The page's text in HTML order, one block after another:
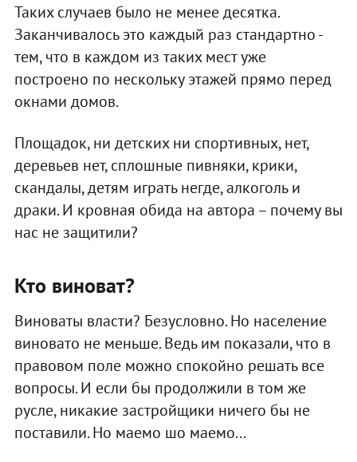
Таких случаев было не менее десятка.
Заканчивалось это каждый раз стандартно -
тем, что в каждом из таких мест уже
построено по нескольку этажей прямо перед
окнами домов.
Площадок, ни детских ни спортивных, нет,
деревьев нет, сплошные пивняки, крики,
скандалы, детям играть негде, алкоголь и
драки. И кровная обида на автора – почему вы
нас не защитили?
Кто виноват?
Виноваты власти? Безусловно. Но население
виновато не меньше. Ведь им показали, что в
правовом поле можно спокойно решать все
вопросы. И если бы продолжили в том же
русле, никакие застройщики ничего бы не
поставили. Но маемо шо маемо...